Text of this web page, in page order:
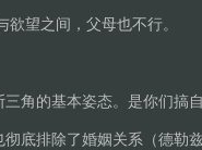
望之间，父母也不行。
角的基本姿态。是你们搞
底排除了婚姻关系（德勒